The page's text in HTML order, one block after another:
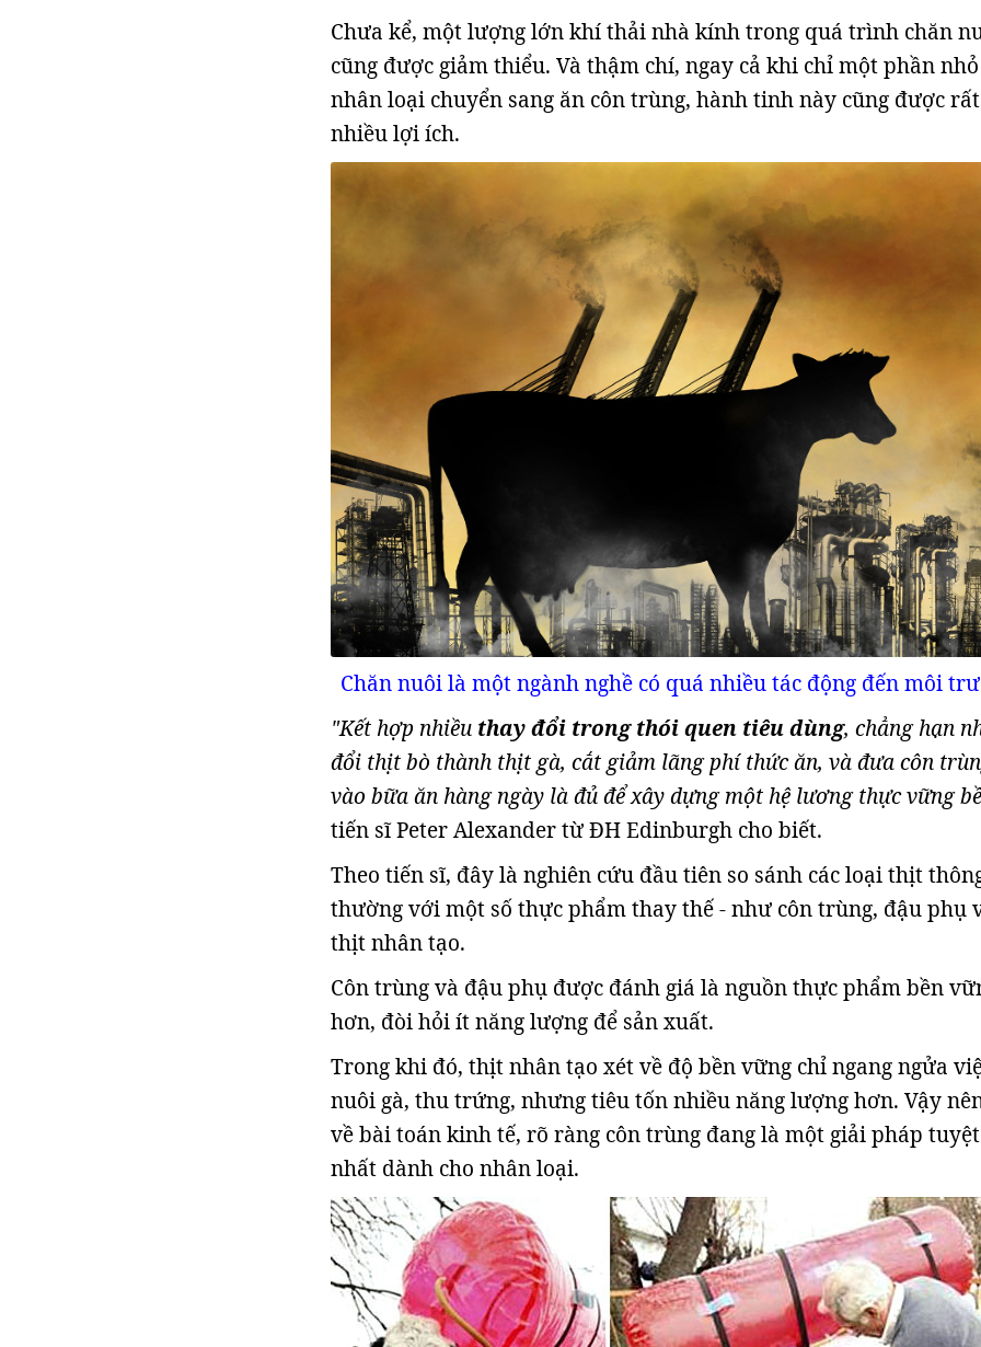
Chưa kể, một lượng lớn khí thải nhà kính trong quá trình chăn
cũng được giảm thiểu. Và thậm chí, ngay cả khi chỉ một phần nhỏ
nhân loại chuyển sang ăn côn trùng, hành tinh này cũng được rất
nhiều lợi ích.
Chăn nuôi là một ngành nghề có quá nhiều tác động đến môi
"Kết hợp nhiều thay đổi trong thói quen tiêu dùng, chẳng hạn
đổi thịt bò thành thịt gà, cắt giảm lãng phí thức ăn, và đưa côn
vào bữa ăn hàng ngày là đủ để xây dựng một hệ lương thực vững
tiến sĩ Peter Alexander từ ĐH Edinburgh cho biết.
Theo tiến sĩ, đây là nghiên cứu đầu tiên so sánh các loại thịt
thường với một số thực phẩm thay thế - như côn trùng, đậu phụ
thịt nhân tạo.
Côn trùng và đậu phụ được đánh giá là nguồn thực phẩm bền
hơn, đòi hỏi ít năng lượng để sản xuất.
Trong khi đó, thịt nhân tạo xét về độ bền vững chỉ ngang ngửa
nuôi gà, thu trứng, nhưng tiêu tốn nhiều năng lượng hơn. Vậy
về bài toán kinh tế, rõ ràng côn trùng đang là một giải pháp
nhất dành cho nhân loại.